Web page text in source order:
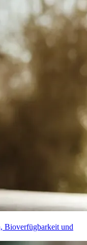
Bioverfügbarkeit und